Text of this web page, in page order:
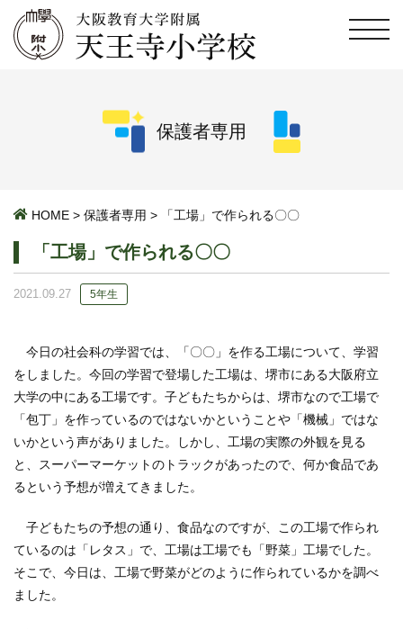
保護者専用
HOME > 保護者専用 > 「工場」で作られる〇〇
「工場」で作られる〇〇
2021.09.27 5年生
今日の社会科の学習では、「〇〇」を作る工場について、学習
をしました。今回の学習で登場した工場は、堺市にある大阪府立
大学の中にある工場です。子どもたちからは、堺市なので工場で
「包丁」を作っているのではないかということや「機械」ではな
いかという声がありました。しかし、工場の実際の外観を見る
と、スーパーマーケットのトラックがあったので、何か食品であ
るという予想が増えてきました。
子どもたちの予想の通り、食品なのですが、この工場で作られ
ているのは「レタス」で、工場は工場でも「野菜」工場でした。
そこで、今日は、工場で野菜がどのように作られているかを調べ
ました。